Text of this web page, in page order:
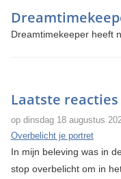
Dreamtimekeeper heeft
Laatste
op dinsdag 18 augustus
Overbelicht je portret
In mijn beleving was in
stop overbelicht om in